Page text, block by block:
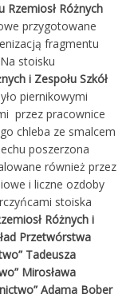
Rzemiosł Różnych
przygotowane
fragmentu
stoisku
i Zespołu Szkół
piernikowymi
przez pracownice
chleba ze smalcem
poszerzona
również przez
i liczne ozdoby
stoiska
Różnych i
Przetwórstwa
Tadeusza
Mirosława
Adama Bober